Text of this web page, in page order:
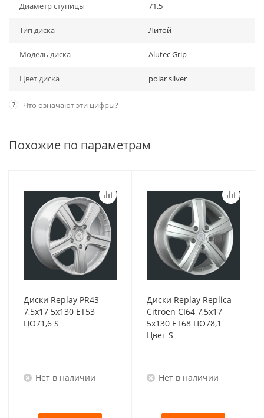
Диаметр ступицы 71.5
Тип диска Литой
Модель диска Alutec Grip
Цвет диска polar silver
? Что означают эти цифры?
Похожие по параметрам
Диски Replay PR43
7,5x17 5x130 ET53
ЦО71,6 S
Нет в наличии
Диски Replay Replica
Citroen CI64 7,5x17
5x130 ET68 ЦО78,1
Цвет S
Нет в наличии